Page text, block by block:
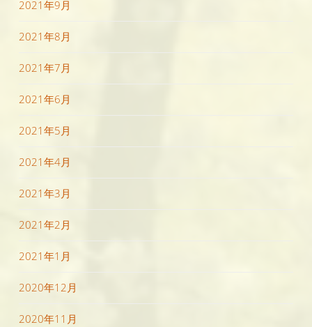
2021年9月
2021年8月
2021年7月
2021年6月
2021年5月
2021年4月
2021年3月
2021年2月
2021年1月
2020年12月
2020年11月